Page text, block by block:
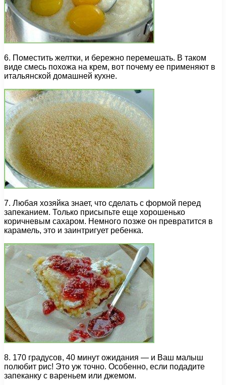
6. Поместить желтки, и бережно перемешать. В таком
виде смесь похожа на крем, вот почему ее применяют в
итальянской домашней кухне.
7. Любая хозяйка знает, что сделать с формой перед
запеканием. Только присыпьте еще хорошенько
коричневым сахаром. Немного позже он превратится в
карамель, это и заинтригует ребенка.
8. 170 градусов, 40 минут ожидания — и Ваш малыш
полюбит рис! Это уж точно. Особенно, если подадите
запеканку с вареньем или джемом.